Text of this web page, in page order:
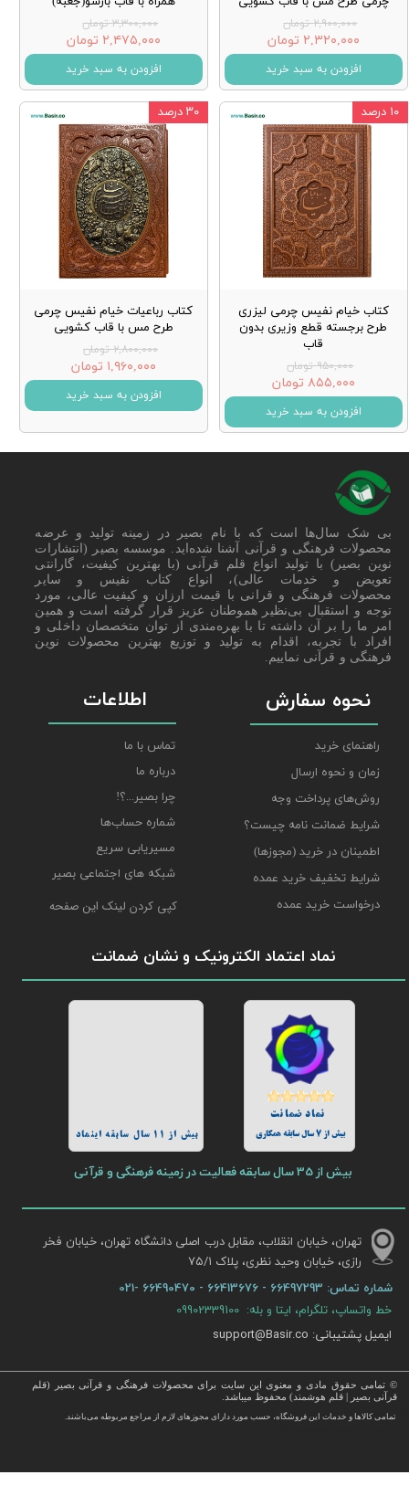
۲,۹۰۰,۰۰۰ تومان
۲,۳۲۰,۰۰۰ تومان
افزودن به سبد خرید
۳,۳۰۰,۰۰۰ تومان
۲,۴۷۵,۰۰۰ تومان
افزودن به سبد خرید
کتاب خیام نفیس چرمی لیزری
طرح برجسته قطع وزیری بدون
قاب
۹۵۰,۰۰۰ تومان
۸۵۵,۰۰۰ تومان
افزودن به سبد خرید
۱۰ درصد
کتاب رباعیات خیام نفیس چرمی
طرح مس با قاب کشویی
۲,۸۰۰,۰۰۰ تومان
۱,۹۶۰,۰۰۰ تومان
افزودن به سبد خرید
۳۰ درصد
نحوه سفارش
راهنمای خرید
زمان و نحوه ارسال
روش‌های پرداخت وجه
شرایط ضمانت نامه چیست؟
اطمینان در خرید (مجوزها)
شرایط تخفیف خرید عمده
درخواست خرید عمده
© تمامی حقوق مادی و معنوی این سایت برای محصولات فرهنگی و قرآنی بصیر (قلم
قرآنی بصیر | قلم هوشمند) محفوظ میباشد.
تمامی كالاها و خدمات این فروشگاه، حسب مورد دارای مجوزهای لازم از مراجع مربوطه می‌باشند.
، انواع قلم قرآنی ، انواع کتاب نفیس و قرآن نفیس , قرآن عروس , کتب نفیس و معطر , کتاب چرمی و سایر محصولات
نماد اعتماد الکترونیک و نشان ضمانت
بیش از 11 سال سابقه اینماد
بیش از 35 سال سابقه فعالیت در زمینه فرهنگی و قرآنی
بیش از 7 سال سابقه همکاری
اطلاعات
تماس با ما
درباره ما
چرا بصیر...؟!
شماره حساب‌ها
مسیریابی سریع
شبکه های اجتماعی بصیر
تهران، خیابان انقلاب، مقابل درب اصلی دانشگاه تهران، خیابان فخر
رازی، خیابان وحید نظری، پلاک ۷۵/۱​​​​​​​
شماره تماس:
بی شک سال‌ها است که با نام بصیر در زمینه تولید و عرضه
محصولات فرهنگی و قرآنی آشنا شده‌اید. موسسه بصیر (انتشارات
نوین بصیر) با تولید انواع قلم قرآنی (با بهترین کیفیت، گارانتی
تعویض و خدمات عالی)، انواع کتاب نفیس و سایر
محصولات فرهنگی و قرانی با قیمت ارزان و کیفیت عالی، مورد
توجه و استقبال بی‌نظیر هموطنان عزیز قرار گرفته است و همین
امر ما را بر آن داشته تا با بهره‌مندی از توان متخصصان داخلی و
افراد با تجربه، اقدام به تولید و توزیع بهترین محصولات نوین
فرهنگی و قرآنی نماییم.
خط واتساپ، تلگرام، ایتا و بله: 09902339100
ایمیل پشتیبانی: support@Basir.co
کپی کردن لینک این صفحه